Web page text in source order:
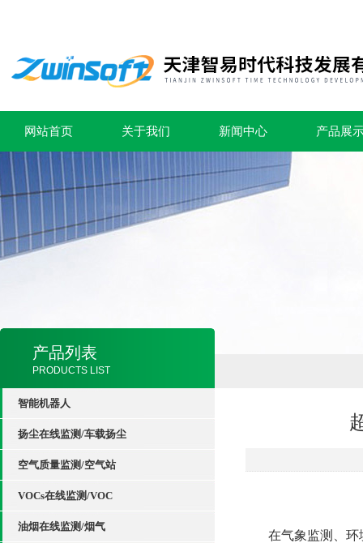
网站首页 关于我们 新闻中心 产品展
产品列表
PRODUCTS LIST
智能机器人
扬尘在线监测/车载扬尘
空气质量监测/空气站
VOCs在线监测/VOC
油烟在线监测/烟气
在气象监测、